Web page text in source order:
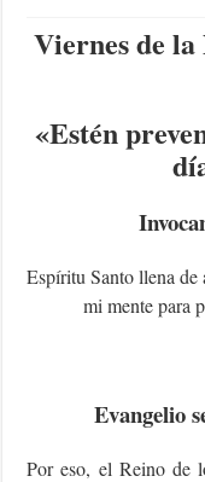
Viernes de
«Estén
Espíritu Santo llena
mi mente para
Evangelio
Por eso, el Reino de